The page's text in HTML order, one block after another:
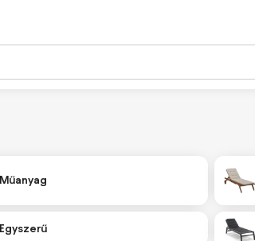
Műanyag
Egyszerű